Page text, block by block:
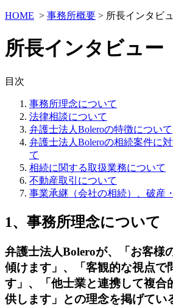
HOME > 事務所概要 > 所長インタビ
所長インタビュー
目次
事務所理念について
法律相談について
弁護士法人Boleroの特徴について
弁護士法人Boleroの相続案件に
て
相続に関する取扱業務について
不動産取引について
事業承継（会社の相続）、破産
1、事務所理念について
弁護士法人Boleroが、「お客様
傾けます」、「客観的な視点で
す」、「他士業と連携して複合
供します」との理念を掲げてい